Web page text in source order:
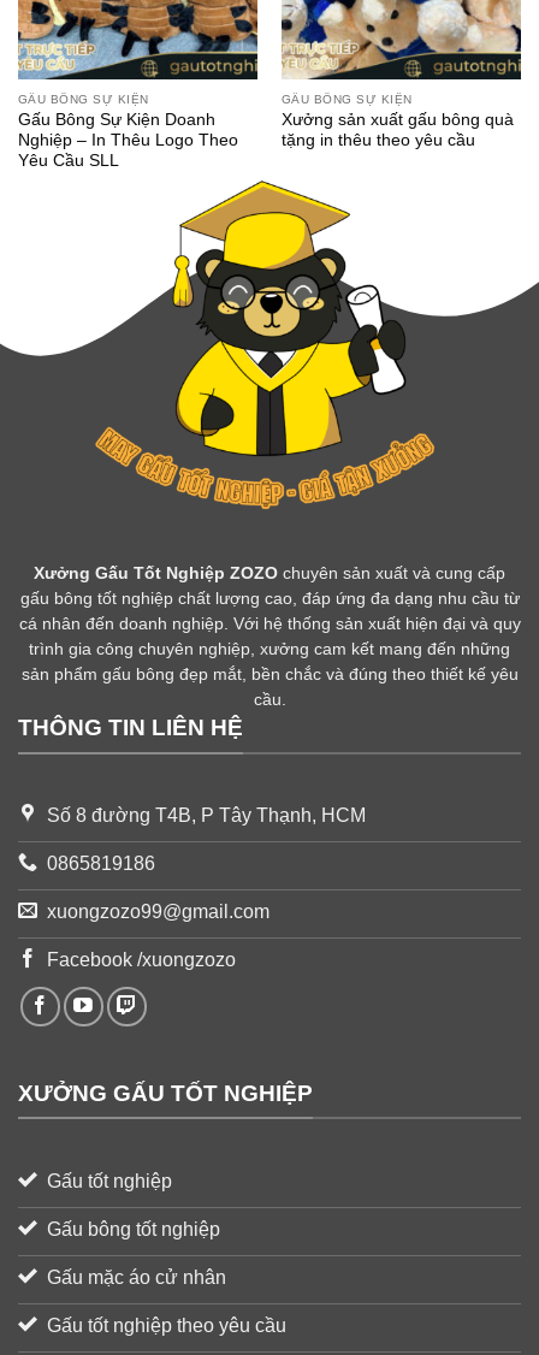
GẤU BÔNG SỰ KIỆN
Gấu Bông Sự Kiện Doanh
Nghiệp – In Thêu Logo Theo
Yêu Cầu SLL
GẤU BÔNG SỰ KIỆN
Xưởng sản xuất gấu bông quà
tặng in thêu theo yêu cầu
Xưởng Gấu Tốt Nghiệp ZOZO chuyên sản xuất và cung cấp
gấu bông tốt nghiệp chất lượng cao, đáp ứng đa dạng nhu cầu từ
cá nhân đến doanh nghiệp. Với hệ thống sản xuất hiện đại và quy
trình gia công chuyên nghiệp, xưởng cam kết mang đến những
sản phẩm gấu bông đẹp mắt, bền chắc và đúng theo thiết kế yêu
cầu.
THÔNG TIN LIÊN HỆ
Số 8 đường T4B, P Tây Thạnh, HCM
0865819186
xuongzozo99@gmail.com
Facebook /xuongzozo
XƯỞNG GẤU TỐT NGHIỆP
Gấu tốt nghiệp
Gấu bông tốt nghiệp
Gấu mặc áo cử nhân
Gấu tốt nghiệp theo yêu cầu